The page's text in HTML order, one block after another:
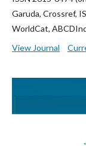
Garuda, Crossref,
WorldCat,
View Journal